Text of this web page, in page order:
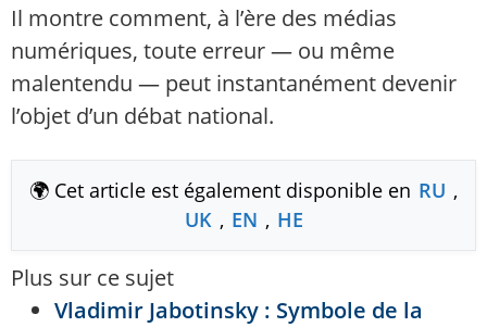
Il montre comment, à l’ère des médias
numériques, toute erreur — ou même
malentendu — peut instantanément devenir
l’objet d’un débat national.
🌍 Cet article est également disponible en RU ,
UK , EN , HE
Plus sur ce sujet
Vladimir Jabotinsky : Symbole de la